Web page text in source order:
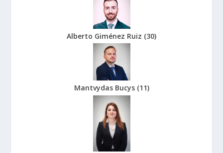
Alberto Giménez Ruiz (30)
Mantvydas Bucys (11)